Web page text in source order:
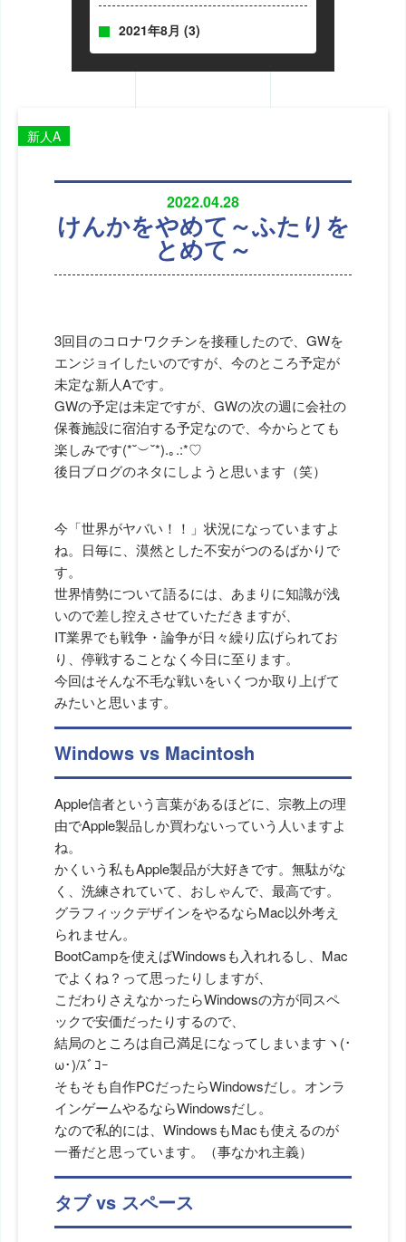
2021年8月 (3)
2022.04.28
けんかをやめて～ふたりを
とめて～
新人A
3回目のコロナワクチンを接種したので、GWを
エンジョイしたいのですが、今のところ予定が
未定な新人Aです。
GWの予定は未定ですが、GWの次の週に会社の
保養施設に宿泊する予定なので、今からとても
楽しみです(*˘︶˘*).｡.:*♡
後日ブログのネタにしようと思います（笑）
今「世界がヤバい！！」状況になっていますよ
ね。日毎に、漠然とした不安がつのるばかりで
す。
世界情勢について語るには、あまりに知識が浅
いので差し控えさせていただきますが、
IT業界でも戦争・論争が日々繰り広げられてお
り、停戦することなく今日に至ります。
今回はそんな不毛な戦いをいくつか取り上げて
みたいと思います。
Windows vs Macintosh
Apple信者という言葉があるほどに、宗教上の理
由でApple製品しか買わないっていう人いますよ
ね。
かくいう私もApple製品が大好きです。無駄がな
く、洗練されていて、おしゃんで、最高です。
グラフィックデザインをやるならMac以外考え
られません。
BootCampを使えばWindowsも入れれるし、Mac
でよくね？って思ったりしますが、
こだわりさえなかったらWindowsの方が同スペ
ックで安価だったりするので、
結局のところは自己満足になってしまいますヽ(･
ω･)/ｽﾞｺｰ
そもそも自作PCだったらWindowsだし。オンラ
インゲームやるならWindowsだし。
なので私的には、WindowsもMacも使えるのが
一番だと思っています。（事なかれ主義）
タブ vs スペース